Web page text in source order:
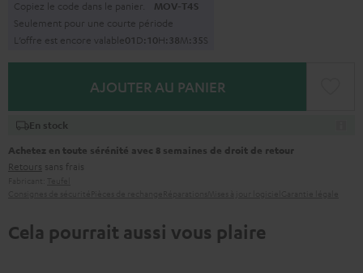
Copiez le code dans le panier. MOV-T4S
Seulement pour une courte période
L’offre est encore valable01D:10H: 38M: 34S
AJOUTER AU PANIER
En stock
Achetez en toute sérénité avec 8 semaines de droit de retour
Retours sans frais
Cela pourrait aussi vous plaire